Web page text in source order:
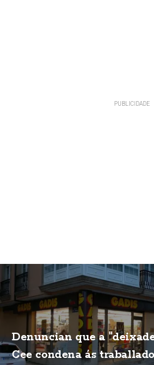
Denuncian que a
Cee condena ás